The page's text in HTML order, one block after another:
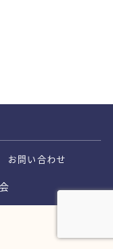
お問い合わせ